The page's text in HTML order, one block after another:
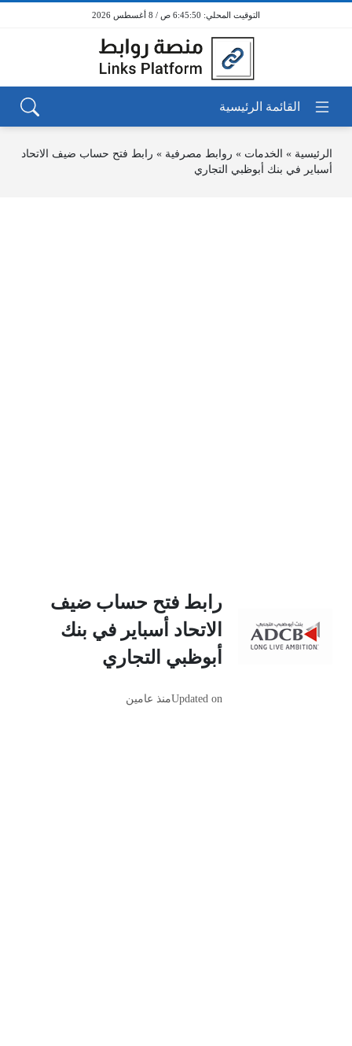
6:45:50 ص / 8 أغسطس 2026
الرئيسية » الخدمات » روابط مصرفية » رابط فتح حساب ضيف الاتحاد
أسباير في بنك أبوظبي التجاري
رابط فتح حساب ضيف
الاتحاد أسباير في بنك
أبوظبي التجاري
Updated onمنذ عامين